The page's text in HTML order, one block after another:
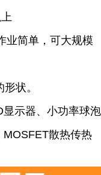
业简单，可大规模
状。
显示器、小功率球泡
散热传热